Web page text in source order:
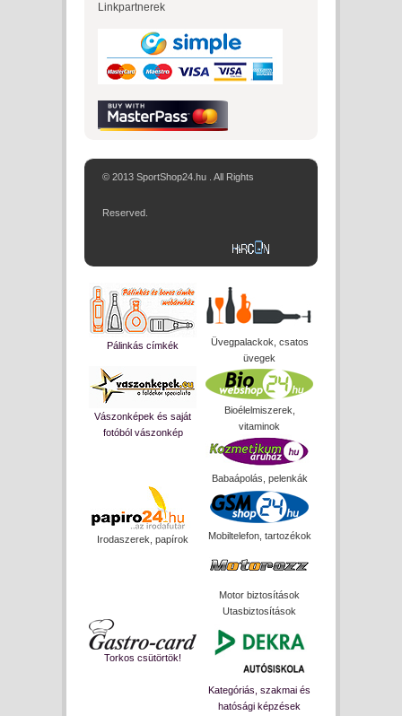
Linkpartnerek
© 2013 SportShop24.hu . All Rights
Reserved.
Pálinkás címkék
Üvegpalackok, csatos
üvegek
Vászonképek és saját
fotóból vászonkép
Bioélelmiszerek,
vitaminok
Babaápolás, pelenkák
Irodaszerek, papírok Mobiltelefon, tartozékok
Motor biztosítások
Utasbiztosítások
Torkos csütörtök!
Kategóriás, szakmai és
hatósági képzések